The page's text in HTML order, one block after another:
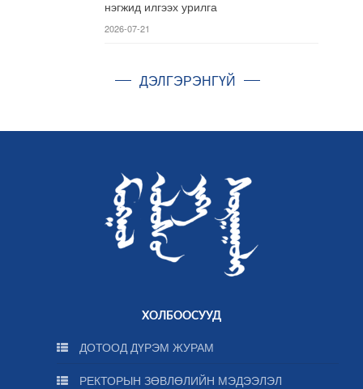
нэгжид илгээх урилга
2026-07-21
ДЭЛГЭРЭНГҮЙ
ХОЛБООСУУД
ДОТООД ДҮРЭМ ЖУРАМ
РЕКТОРЫН ЗӨВЛӨЛИЙН МЭДЭЭЛЭЛ